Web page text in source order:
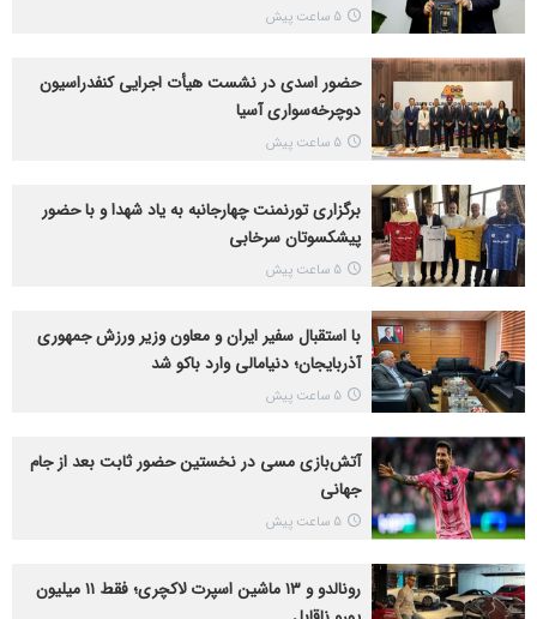
5 ساعت پیش
حضور اسدی در نشست هیأت اجرایی کنفدراسیون
دوچرخه‌سواری آسیا
5 ساعت پیش
برگزاری تورنمنت چهارجانبه به یاد شهدا و با حضور
پیشکسوتان سرخابی‌
5 ساعت پیش
با استقبال سفیر ایران و معاون وزیر ورزش جمهوری
آذربایجان؛ دنیامالی وارد باکو شد
5 ساعت پیش
آتش‌بازی مسی در نخستین حضور ثابت بعد از جام
جهانی
5 ساعت پیش
رونالدو و ۱۳ ماشین اسپرت لاکچری؛ فقط ۱۱ میلیون